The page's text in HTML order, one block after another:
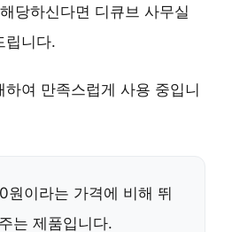
당하신다면 디큐브 사무실
립니다.
여 만족스럽게 사용 중입니
원이라는 가격에 비해 뛰
는 제품입니다.